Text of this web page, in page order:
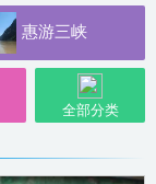
惠游三峡
全部分类